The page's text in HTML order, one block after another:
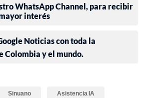
WhatsApp Channel, para recibir
interés
Noticias con toda la
Colombia y el mundo.
Sinuano Asistencia IA